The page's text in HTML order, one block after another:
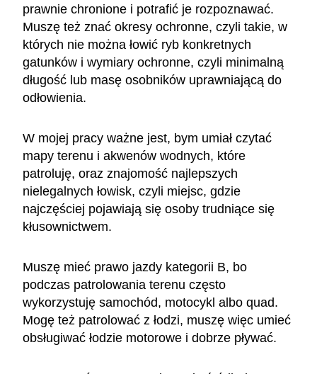
prawnie chronione i potrafić je rozpoznawać.
Muszę też znać okresy ochronne, czyli takie, w
których nie można łowić ryb konkretnych
gatunków i wymiary ochronne, czyli minimalną
długość lub masę osobników uprawniającą do
odłowienia.
W mojej pracy ważne jest, bym umiał czytać
mapy terenu i akwenów wodnych, które
patroluję, oraz znajomość najlepszych
nielegalnych łowisk, czyli miejsc, gdzie
najczęściej pojawiają się osoby trudniące się
kłusownictwem.
Muszę mieć prawo jazdy kategorii B, bo
podczas patrolowania terenu często
wykorzystuję samochód, motocykl albo quad.
Mogę też patrolować z łodzi, muszę więc umieć
obsługiwać łodzie motorowe i dobrze pływać.